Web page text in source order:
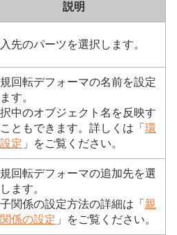
説明
先のパーツを選択します。
回転デフォーマの名前を設定
す。
中のオブジェクト名を反映す
ともできます。詳しくは「 環
定 」をご覧ください。
回転デフォーマの追加先を選
ます。
関係の設定方法の詳細は「 親
係の設定 」をご覧ください。